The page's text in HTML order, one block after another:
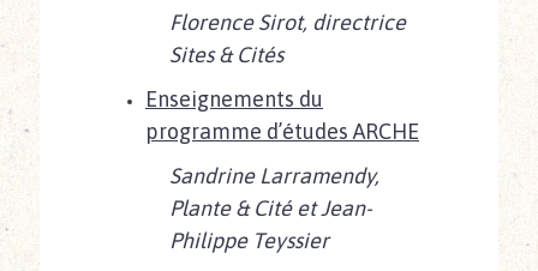
Florence Sirot, directrice
Sites & Cités
Enseignements du
programme d’études ARCHE
Sandrine Larramendy,
Plante & Citéet Jean-
Philippe Teyssier